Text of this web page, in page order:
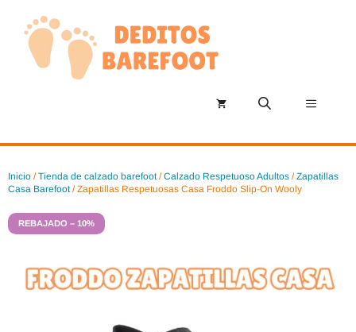
contenido
Menú
Inicio /Tienda de calzado barefoot/Calzado Respetuoso Adultos /Zapatillas
Casa Barefoot/ Zapatillas Respetuosas Casa Froddo Slip-On Wooly
REBAJADO – 10%